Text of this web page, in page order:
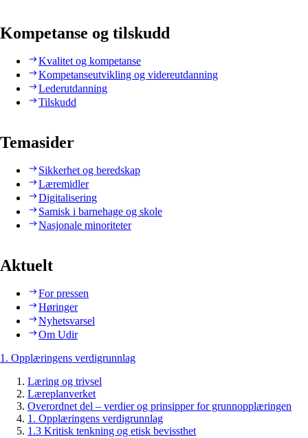
Kompetanse og tilskudd
Kvalitet og kompetanse
Kompetanseutvikling og videreutdanning
Lederutdanning
Tilskudd
Temasider
Sikkerhet og beredskap
Læremidler
Digitalisering
Samisk i barnehage og skole
Nasjonale minoriteter
Aktuelt
For pressen
Høringer
Nyhetsvarsel
Om Udir
1. Opplæringens verdigrunnlag
Læring og trivsel
Læreplanverket
Overordnet del – verdier og prinsipper for grunnopplæringen
1. Opplæringens verdigrunnlag
1.3 Kritisk tenkning og etisk bevissthet